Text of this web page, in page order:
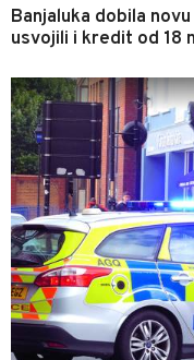
Banjaluka dobila
usvojili i kredit od 18